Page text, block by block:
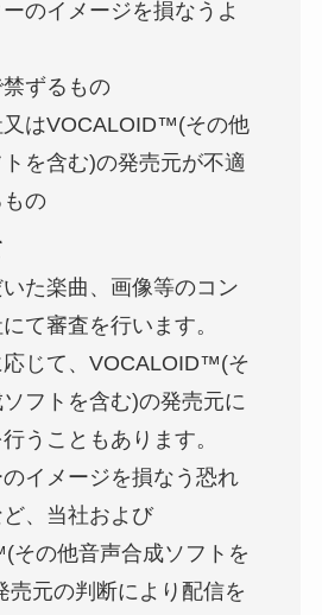
ーのイメージを損なうよ
禁ずるもの
又はVOCALOID™(その他
を含む)の発売元が不適
の
た楽曲、画像等のコン
て審査を行います。
応じて、VOCALOID™(そ
フトを含む)の発売元に
うこともあります。
イメージを損なう恐れ
、当社および
その他音声合成ソフトを
売元の判断により配信を